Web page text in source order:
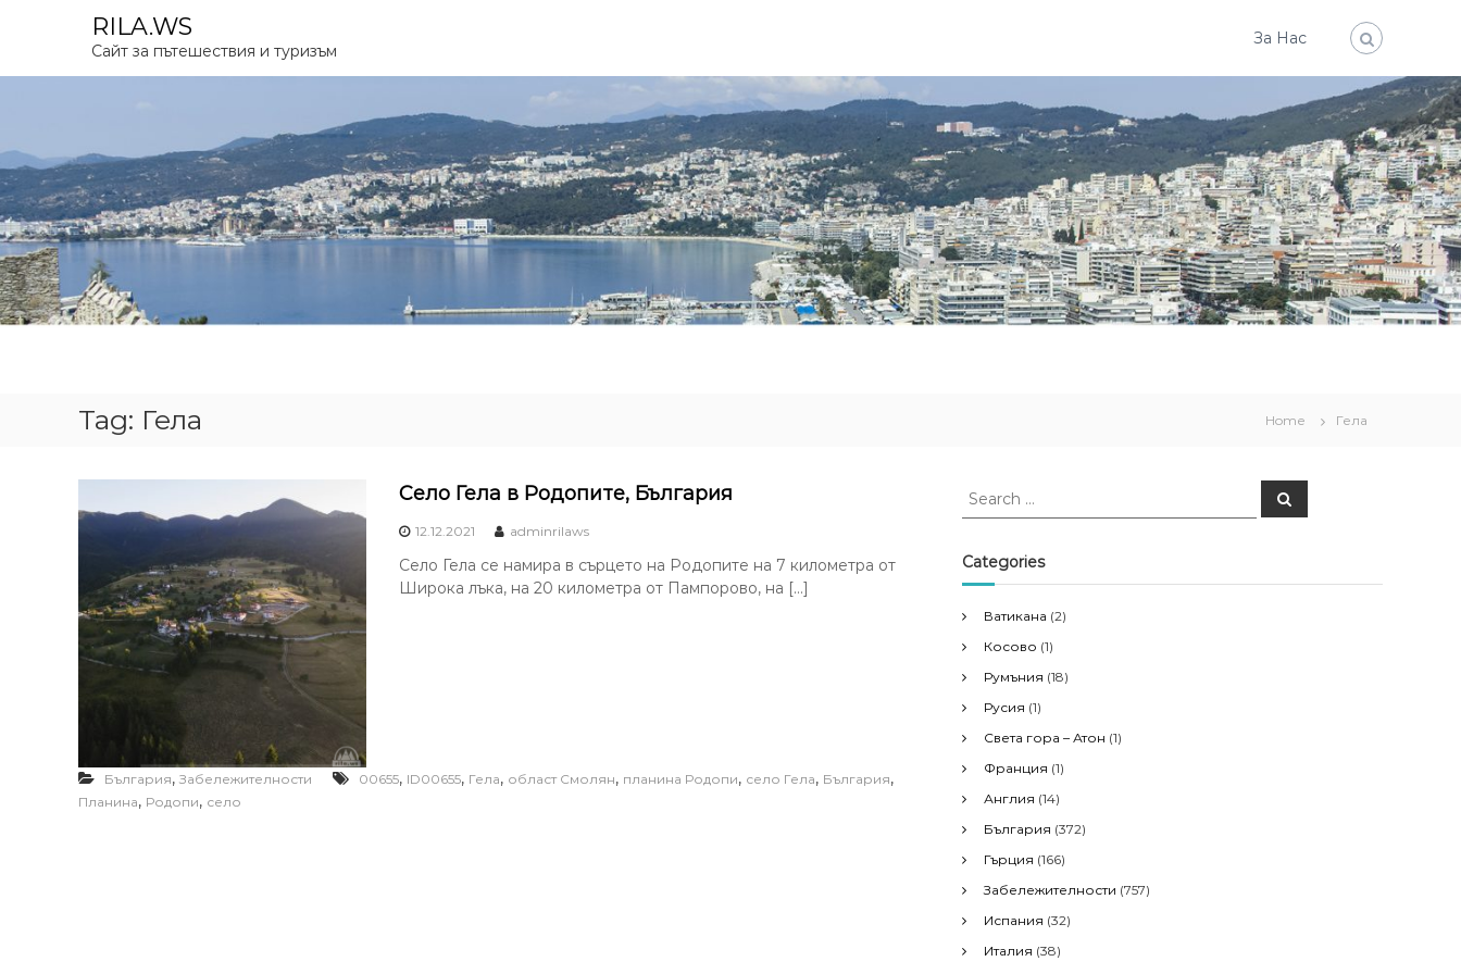
p
c
o
n
t
e
n
t
RILA.WS
Сайт за пътешествия и туризъм
За Нас
Tag: Гела Home Гела
Село Гела в Родопите, България
12.12.2021 adminrilaws
Село Гела се намира в сърцето на Родопите на 7 километра от
Широка лъка, на 20 километра от Пампорово, на […]
България, Забележителности 00655, ID00655, Гела, област Смолян, планина Родопи, село Гела, България,
Планина, Родопи, село
S
r
c
f
o
r
S
e
Categories
Ватикана (2)
Косово (1)
Румъния (18)
Русия (1)
Света гора – Атон (1)
Франция (1)
Англия (14)
България (372)
Гърция (166)
Забележителности (757)
Испания (32)
Италия (38)